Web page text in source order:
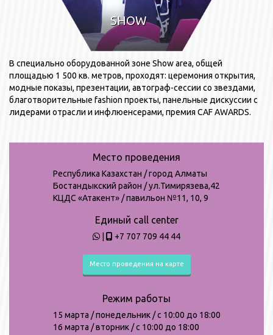
SHOW
В специально оборудованной зоне Show area, общей
площадью 1 500 кв. метров, проходят: церемония открытия,
модные показы, презентации, автограф-сессии со звездами,
благотворительные fashion проекты, панельные дискуссии с
лидерами отрасли и инфлюенсерами, премия СAF AWARDS.
Место проведения
Республика Казахстан / город Алматы
Бостандыкский район / ул.Тимирязева,42
КЦДС «Атакент» / павильон №11, 10, 9
Единый call center
+7 707 709 44 44
Место проведения на карте
Режим работы
15 марта /понедельник/ c 10:00 до 18:00
16 марта /вторник/ с 10:00 до 18:00